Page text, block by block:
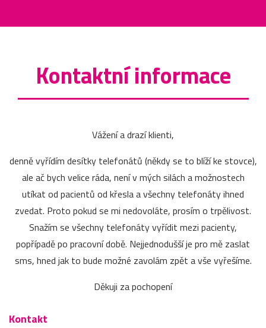
Kontaktní informace
Vážení a drazí klienti,
denně vyřídím desítky telefonátů (někdy se to blíží ke stovce),
ale ač bych velice ráda, není v mých silách a možnostech
utíkat od pacientů od křesla a všechny telefonáty ihned
zvedat. Proto pokud se mi nedovoláte, prosím o trpělivost.
Snažím se všechny telefonáty vyřídit mezi pacienty,
popřípadě po pracovní době. Nejjednodušší je pro mě zaslat
sms, hned jak to bude možné zavolám zpět a vše vyřešíme.
Děkuji za pochopení
Kontakt